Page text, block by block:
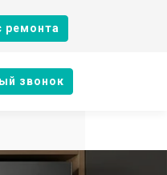
ремонта
звонок